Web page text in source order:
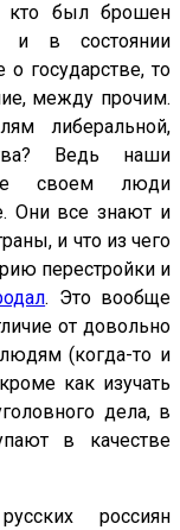
кто был брошен
и в состоянии
государстве, то
между прочим.
либеральной,
Ведь наши
своем люди
Они все знают и
и что из чего
перестройки и
. Это вообще
от довольно
(когда-то и
как изучать
дела, в
в качестве
россиян